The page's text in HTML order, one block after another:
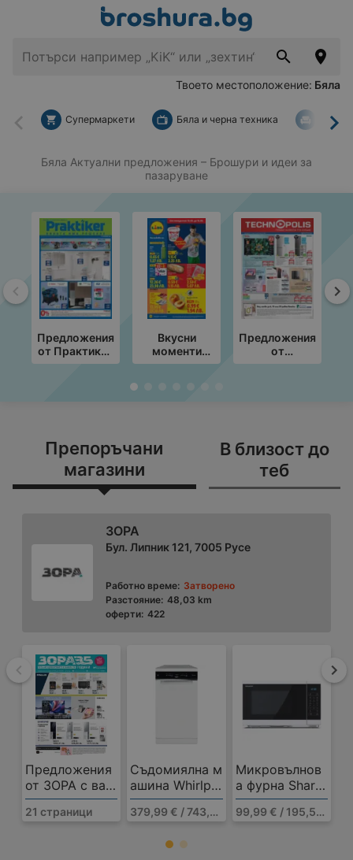
Твоето местоположение: Бяла
Назад
Супермаркети Бяла и черна техника За
Бяла Актуални предложения – Брошури и идеи за
пазаруване
Назад
Предложения
от Практикер
с валидност
Вкусни
моменти
край грила с
с валидност
Предложения
от
Технополис с
Препоръчани
магазини
В близост до
теб
Назад
ЗОРА
Бул. Липник 121, 7005 Русе
Работно време: Затворено
Разстояние: 48,03 km
оферти: 422
Предложения
от ЗОРА с вал
идност до 27.
08.2026
21 страници
Съдомиялна м
ашина Whirlpo
ol WSFO 3O23
PF , 10 компле
379,99 € / 743,20 лв.
Микровълнов
а фурна Sharp
YC-MG252AE-
W , 25 Литри,99,99 € / 195,57 лв.